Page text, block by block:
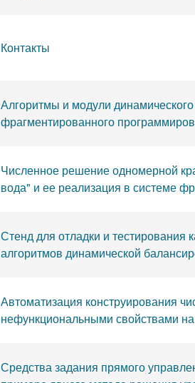
Контакты
Алгоритмы и модули
фрагментированного
Численное решение одномерной
вода" и ее реализация в системе
Стенд для отладки и
алгоритмов динамической
Автоматизация конструирования
нефункциональными свойствами
Средства задания прямого